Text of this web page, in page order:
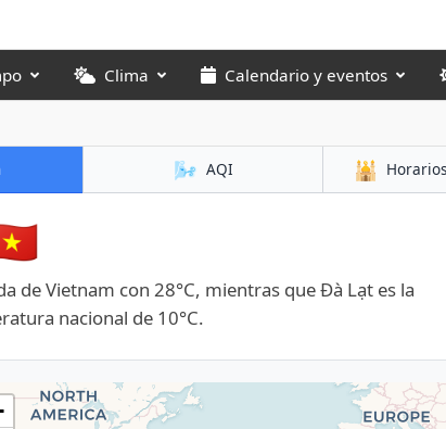
Clima Calendario y eventos
🌬️ AQI 🕌
de Vietnam con 28°C, mientras que Đà Lạt es la
nacional de 10°C.